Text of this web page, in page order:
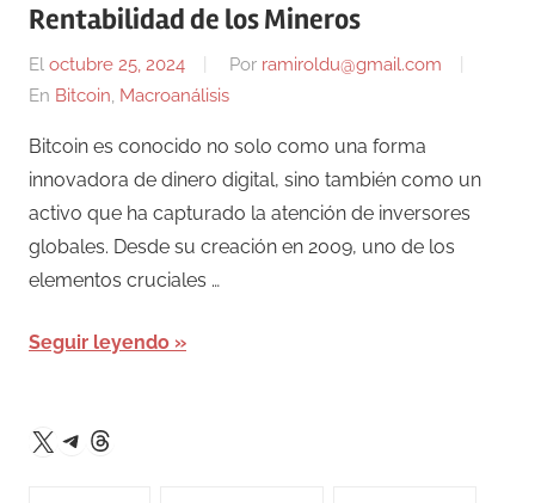
Rentabilidad de los Mineros
El octubre 25, 2024 Por ramiroldu@gmail.com
En Bitcoin, Macroanálisis
Bitcoin es conocido no solo como una forma
innovadora de dinero digital, sino también como un
activo que ha capturado la atención de inversores
globales. Desde su creación en 2009, uno de los
elementos cruciales …
Seguir leyendo
X Telegram
Threads